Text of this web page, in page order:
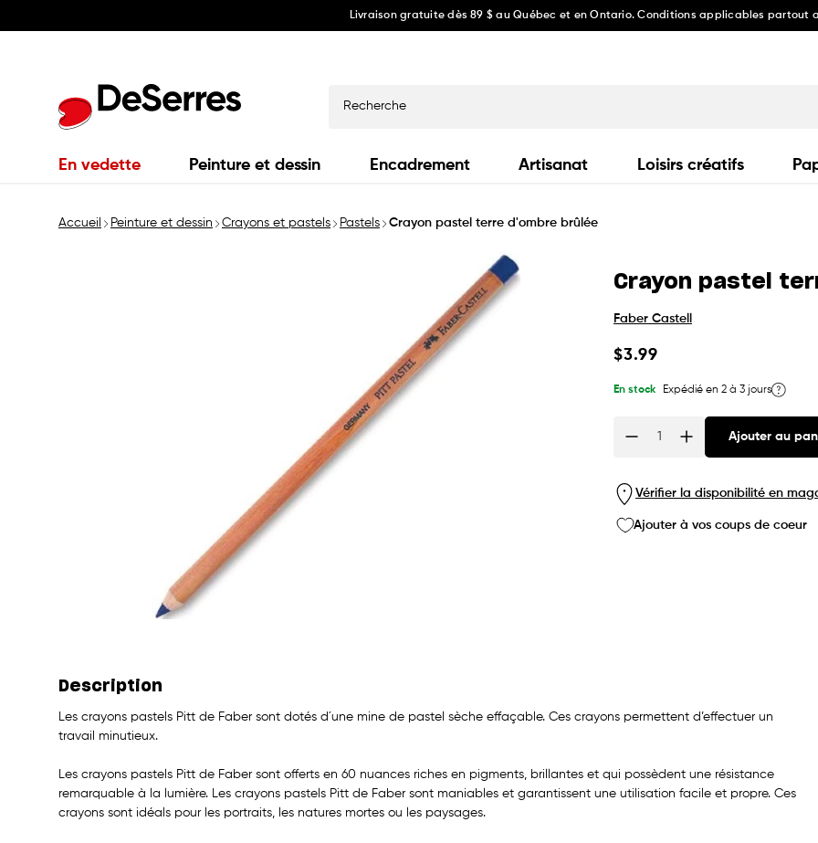
Livraison gratuite dès 89 $ au Québec et en Ontario. Conditions applicables partout
En vedette Peinture et dessin Encadrement Artisanat Loisirs créatifs
Accueil Peinture et dessin Crayons et pastels Pastels Crayon pastel terre d'ombre brûlée
Crayon pastel
Faber Castell
Prix
$3.99
En stock Expédié en 2 à 3 jours
Quantité
Ajouter au
Vérifier la disponibilité en
Ajouter à vos coups de coeur
Description
Les crayons pastels Pitt de Faber sont dotés d´une mine de pastel sèche effaçable. Ces crayons permettent d’effectuer un
travail minutieux.
Les crayons pastels Pitt de Faber sont offerts en 60 nuances riches en pigments, brillantes et qui possèdent une résistance
remarquable à la lumière. Les crayons pastels Pitt de Faber sont maniables et garantissent une utilisation facile et propre. Ces
crayons sont idéals pour les portraits, les natures mortes ou les paysages.